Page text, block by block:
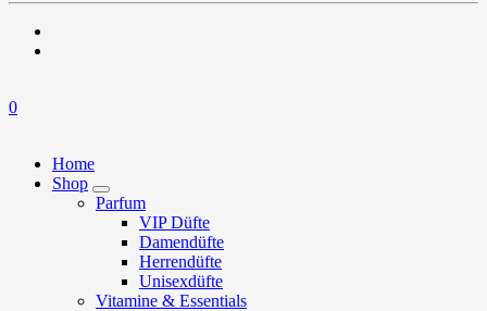
0
Home
Shop
Parfum
VIP Düfte
Damendüfte
Herrendüfte
Unisexdüfte
Vitamine & Essentials